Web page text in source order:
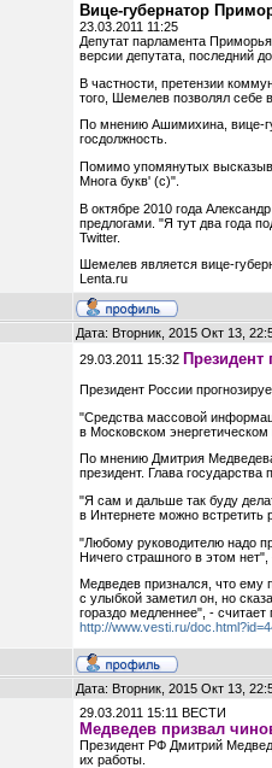
Вице-губернатор
23.03.2011 11:25
Депутат парламента
версии депутата, последний
В частности, претензии
того, Шемелев позволял себе
По мнению Ашимихина, вице-
госдолжность.
Помимо упомянутых
Многа букв' (с)".
В октябре 2010 года
предлогами. "Я тут два года
Twitter.
Шемелев является вице-
Lenta.ru
Дата: Вторник, 2015 Окт 13,
29.03.2011 15:32
Президент России
"Средства массовой
в Московском
По мнению Дмитрия
президент. Глава
"Я сам и дальше так буду
в Интернете можно встретить
"Любому руководителю надо
Ничего страшного в этом нет",
Медведев признался, что ему
с улыбкой заметил он, но
гораздо медленнее", - считает
http://www.vesti.ru/
Дата: Вторник, 2015 Окт 13,
29.03.2011 15:11 ВЕСТИ
Медведев призвал
Президент РФ Дмитрий
их работы.